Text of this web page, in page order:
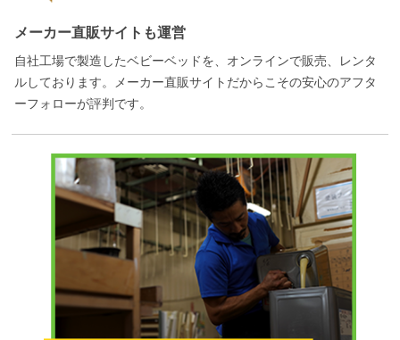
メーカー直販サイトも運営
自社工場で製造したベビーベッドを、オンラインで販売、レンタ
ルしております。メーカー直販サイトだからこその安心のアフタ
ーフォローが評判です。